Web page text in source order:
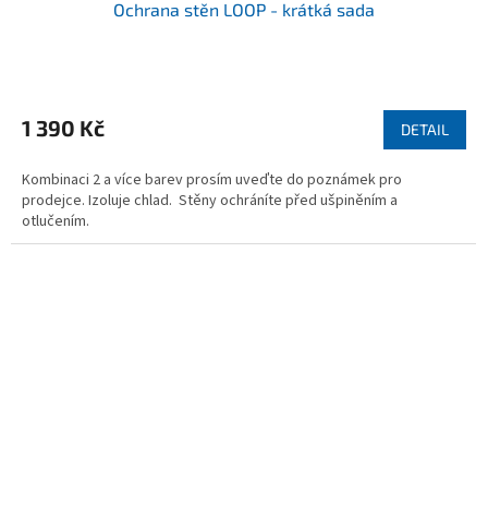
Ochrana stěn LOOP - krátká sada
produktu
je
z
5
hvězdiček.
1 390 Kč DETAIL
Kombinaci 2 a více barev prosím uveďte do poznámek pro
prodejce. Izoluje chlad. Stěny ochráníte před ušpiněním a
otlučením.